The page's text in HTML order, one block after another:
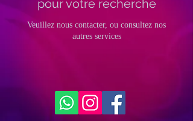
pour votre recherche
Veuillez nous contacter, ou consultez nos
autres services